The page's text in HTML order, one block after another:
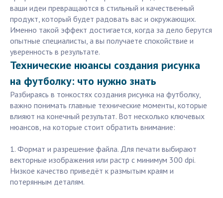
ваши идеи превращаются в стильный и качественный
продукт, который будет радовать вас и окружающих.
Именно такой эффект достигается, когда за дело берутся
опытные специалисты, а вы получаете спокойствие и
уверенность в результате.
Технические нюансы создания рисунка
на футболку: что нужно знать
Разбираясь в тонкостях создания рисунка на футболку,
важно понимать главные технические моменты, которые
влияют на конечный результат. Вот несколько ключевых
нюансов, на которые стоит обратить внимание:
1. Формат и разрешение файла. Для печати выбирают
векторные изображения или растр с минимум 300 dpi.
Низкое качество приведёт к размытым краям и
потерянным деталям.